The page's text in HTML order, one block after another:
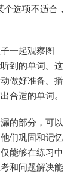
选项不适合，
一起观察图
到的单词。这
做好准备。播
合适的单词。
的部分，可以
们巩固和记忆
能够在练习中
和问题解决能